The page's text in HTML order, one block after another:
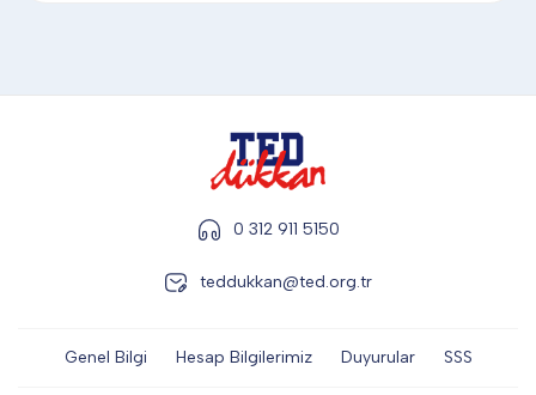
0 312 911 5150
teddukkan@ted.org.tr
Genel Bilgi Hesap Bilgilerimiz Duyurular SSS